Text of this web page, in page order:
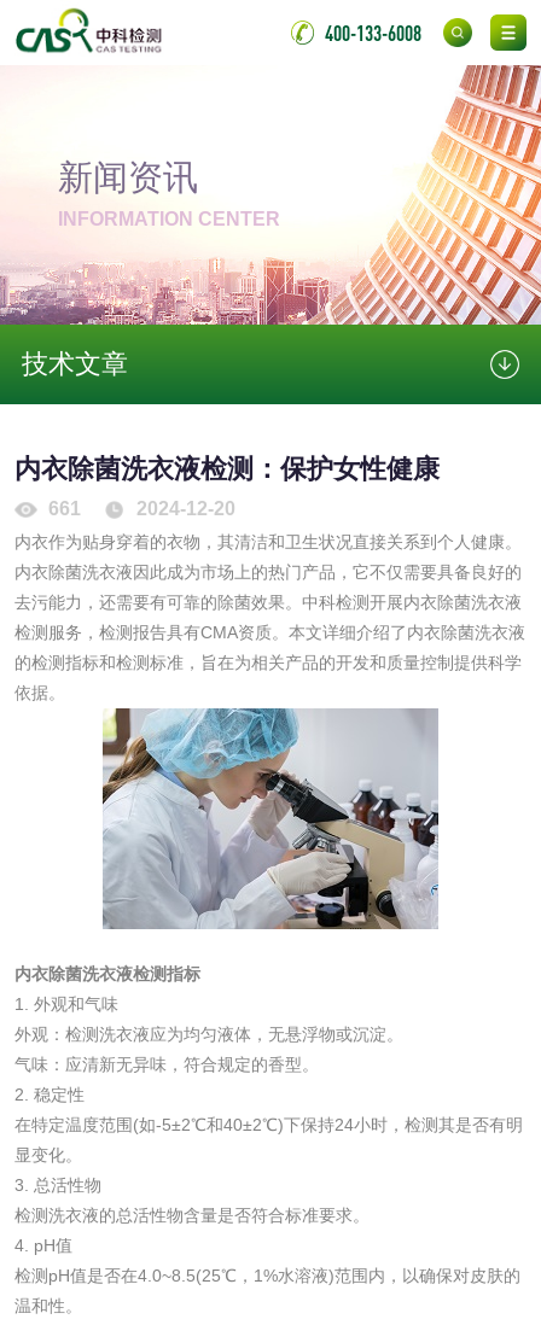
400-133-6008
新闻资讯
INFORMATION CENTER
技术文章
内衣除菌洗衣液检测：保护女性健康
661 2024-12-20
内衣作为贴身穿着的衣物，其清洁和卫生状况直接关系到个人健康。
内衣除菌洗衣液因此成为市场上的热门产品，它不仅需要具备良好的
去污能力，还需要有可靠的除菌效果。中科检测开展内衣除菌洗衣液
检测服务，检测报告具有CMA资质。本文详细介绍了内衣除菌洗衣液
的检测指标和检测标准，旨在为相关产品的开发和质量控制提供科学
依据。
内衣除菌洗衣液检测指标
1. 外观和气味
外观：检测洗衣液应为均匀液体，无悬浮物或沉淀。
气味：应清新无异味，符合规定的香型。
2. 稳定性
在特定温度范围(如-5±2℃和40±2℃)下保持24小时，检测其是否有明
显变化。
3. 总活性物
检测洗衣液的总活性物含量是否符合标准要求。
4. pH值
检测pH值是否在4.0~8.5(25℃，1%水溶液)范围内，以确保对皮肤的
温和性。
镀膜抗菌玻璃检测
消毒产品
成分分析配方研发 驱蚊检测
消毒产品备案 防螨除螨检测
微生物检测
化妆品
化妆品毒理试验 化妆品毒理测试
化妆品眼刺激试验
化妆品急性经口毒
性试验
化妆品皮肤变态反
应试验
皮肤光变态反应试
验
洗手液检测